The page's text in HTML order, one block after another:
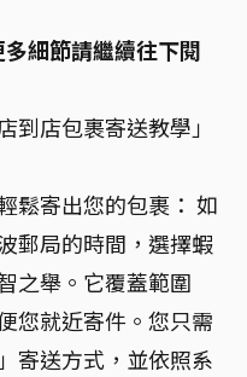
細節請繼續往下閱
到店包裹寄送教學」
鬆寄出您的包裹： 如
郵局的時間，選擇蝦
之舉。它覆蓋範圍
您就近寄件。您只需
寄送方式，並依照系